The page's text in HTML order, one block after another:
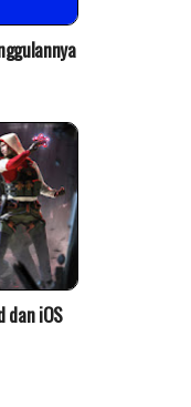
dan iOS